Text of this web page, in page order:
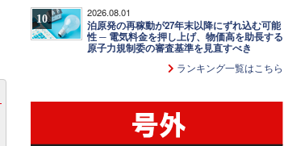
10 2026.08.01
泊原発の再稼動が27年末以降にずれ込む可能
性 ─ 電気料金を押し上げ、物価高を助長する
原子力規制委の審査基準を見直すべき
ランキング一覧はこちら